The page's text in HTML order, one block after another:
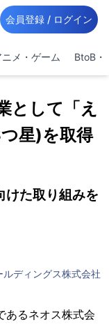
会員登録 / ログイン
ニメ・ゲーム BtoB・
として「え
星)を取得
けた取り組みを
ルディングス株式会社
あるネオス株式会